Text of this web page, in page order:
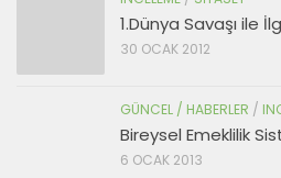
1.Dünya Savaşı ile
30 OCAK 2012
GÜNCEL / HABERLER /
Bireysel Emeklilik
6 OCAK 2013